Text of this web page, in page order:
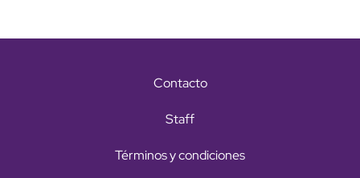
Contacto
Staff
Términos y condiciones